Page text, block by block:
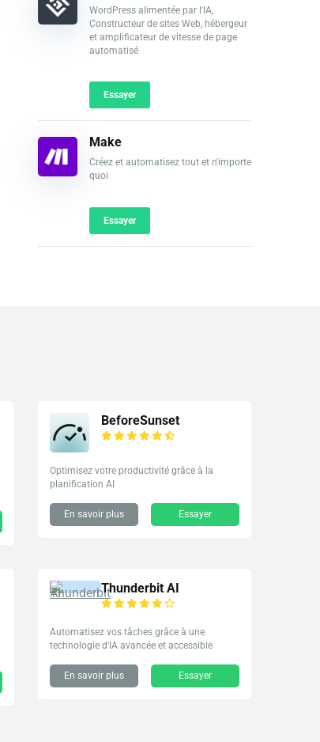
WordPress alimentée par l'IA,
Constructeur de sites Web, hébergeur
et amplificateur de vitesse de page
automatisé
Essayer
Make
Créez et automatisez tout et n'importe
quoi
Essayer
BeforeSunset
Optimisez votre productivité grâce à la
planification AI
En savoir plus Essayer
Thunderbit AI
Automatisez vos tâches grâce à une
technologie d'IA avancée et accessible
En savoir plus Essayer